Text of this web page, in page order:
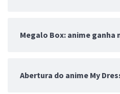
Megalo Box: anime
Abertura do anime My